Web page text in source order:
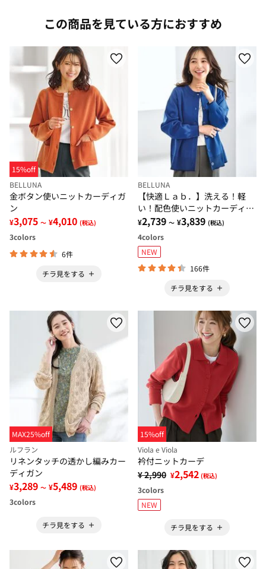
この商品を見ている方におすすめ
15%off
BELLUNA
金ボタン使いニットカーディガ
ン
¥3,075 ～ ¥4,010 (税込)
3colors
6件
チラ見をする
BELLUNA
【快適Ｌａｂ．】洗える！軽
い！配色使いニットカーディガ
ン
¥2,739 ～ ¥3,839 (税込)
4colors
NEW
166件
チラ見をする
MAX25%off
ルフラン
リネンタッチの透かし編みカー
ディガン
¥3,289 ～ ¥5,489 (税込)
3colors
チラ見をする
15%off
Viola e Viola
衿付ニットカーデ
¥ 2,990 ¥2,542 (税込)
3colors
NEW
チラ見をする